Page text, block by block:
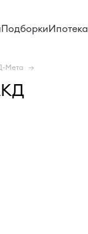
ПодборкиИпотека
Мета